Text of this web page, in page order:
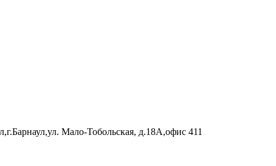
Мало-Тобольская, д.18А,офис 411